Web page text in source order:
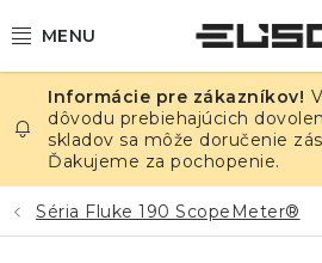
na
ELEKTRINA
TEPLOTA A VLHKOSŤ
TLAK A ÚNIKY
dôvodu prebiehajúcich
skladov sa môže doručenie
Ďakujeme za pochopenie.
Séria Fluke 190 ScopeMeter®